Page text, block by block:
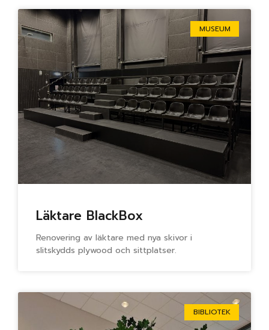
MUSEUM
Läktare BlackBox
Renovering av läktare med nya skivor i
slitskydds plywood och sittplatser.
BIBLIOTEK